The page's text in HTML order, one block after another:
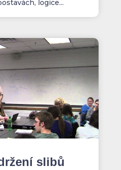
logice...
slibů